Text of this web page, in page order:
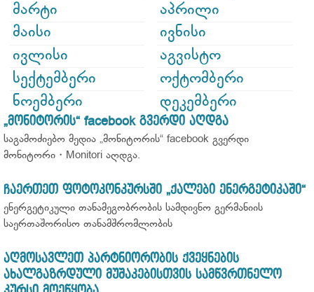
მარტი
აპრილი
მაისი
ივნისი
ივლისი
აგვისტო
სექტემბერი
ოქტომბერი
ნოემბერი
დეკემბერი
„მონიტორის“ facebook გვერდი აღდგა
საგამოძიებო მედია „მონიტორის“ facebook გვერდი
მონიტორი・Monitori აღდგა.
ჩაერთეთ ფოტოკონკურსში „ქალები ენერგეტიკაში“
ენერგეტიკული თანამეგობრობის სამდივნო გერმანიის
საერთაშორისო თანამშრომლობის
აღმოსავლეთ პარტნიორობის ქვეყნების
ახალგაზრდული მუშაკებისთვის სამწვრთნელო